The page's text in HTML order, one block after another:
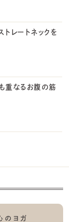
レートネックを
重なるお腹の筋
のヨガ